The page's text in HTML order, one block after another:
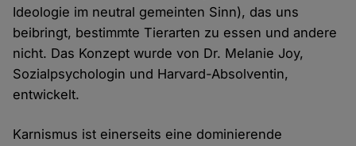
Ideologie im neutral gemeinten Sinn), das uns
beibringt, bestimmte Tierarten zu essen und andere
nicht. Das Konzept wurde von Dr. Melanie Joy,
Sozialpsychologin und Harvard-Absolventin,
entwickelt.
Karnismus ist einerseits eine dominierende